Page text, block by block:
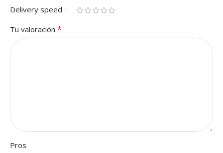
Delivery speed
Tu valoración *
Pros